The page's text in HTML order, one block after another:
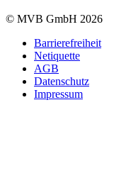
© MVB GmbH 2026
Barrierefreiheit
Netiquette
AGB
Datenschutz
Impressum